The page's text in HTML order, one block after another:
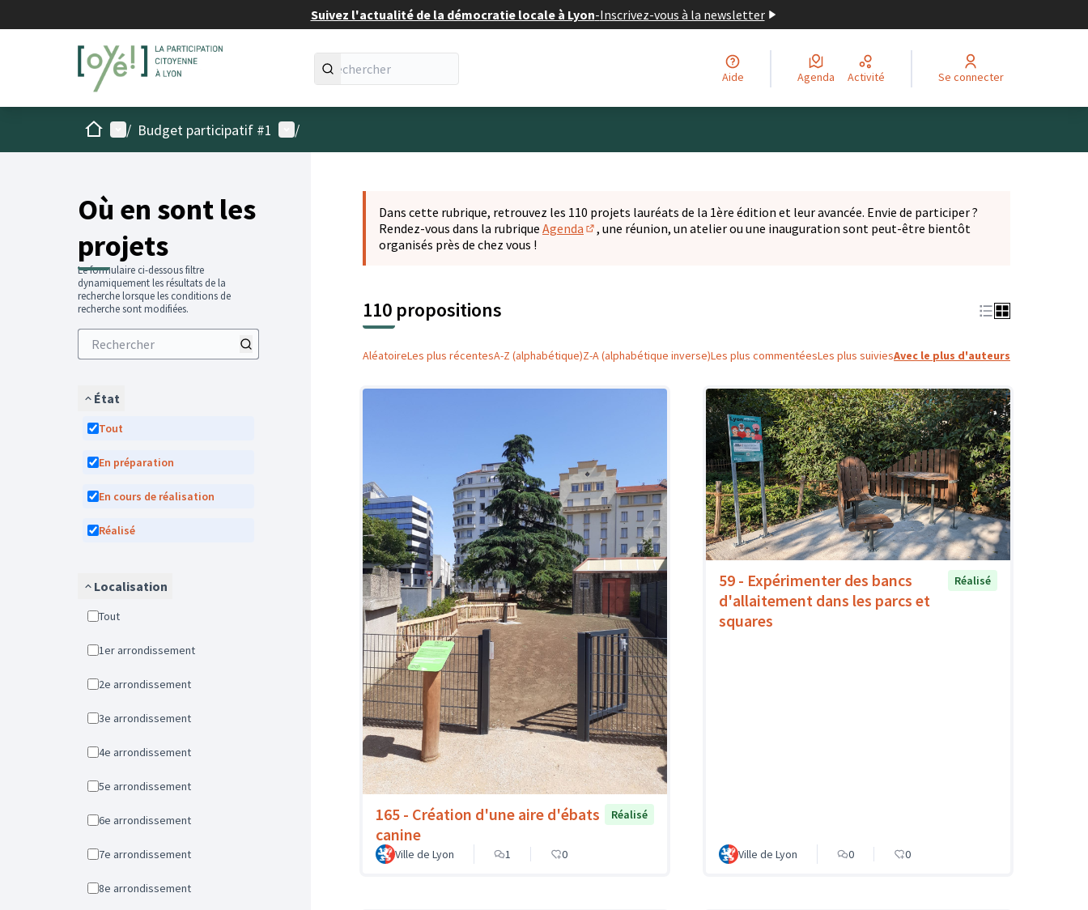
Suivez l'actualité de la démocratie locale à Lyon-Inscrivez-vous à la newsletter
Aide Agenda Activité Se connecter
AccueilMenu principal
/ Budget participatif #1 Menu utilisateur
/
Où en sont les
projets
Le formulaire ci-dessous filtre
dynamiquement les résultats de la
recherche lorsque les conditions de
recherche sont modifiées.
État
Tout
En préparation
En cours de réalisation
Réalisé
Localisation
Tout
1er arrondissement
2e arrondissement
3e arrondissement
4e arrondissement
5e arrondissement
6e arrondissement
7e arrondissement
8e arrondissement
Dans cette rubrique, retrouvez les 110 projets lauréats de la 1ère édition et leur avancée. Envie de participer ?
Rendez-vous dans la rubrique Agenda
(S'ouvre dans un nouvel onglet)
, une réunion, un atelier ou une inauguration sont peut-être bientôt
organisés près de chez vous !
110 propositions
AléatoireLes plus récentesA-Z (alphabétique)Z-A (alphabétique inverse)Les plus commentéesLes plus suiviesAvec le plus d'auteurs
165 - Création d'une aire d'ébats
canine
Réalisé
Ville de Lyon 1 0
59 - Expérimenter des bancs
d'allaitement dans les parcs et
squares
Réalisé
Ville de Lyon 0 0